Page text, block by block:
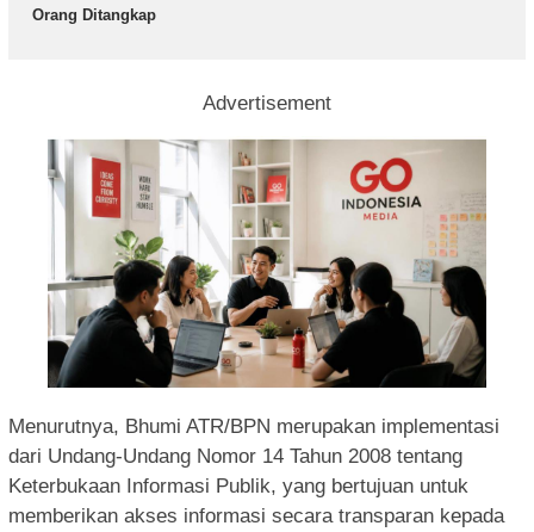
Orang Ditangkap
Advertisement
Menurutnya, Bhumi ATR/BPN merupakan implementasi
dari Undang-Undang Nomor 14 Tahun 2008 tentang
Keterbukaan Informasi Publik, yang bertujuan untuk
memberikan akses informasi secara transparan kepada